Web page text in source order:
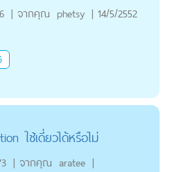
| จากคุณ phetsy | 14/5/2552
ใช้เดี่ยวได้หรือไม่
| จากคุณ aratee |